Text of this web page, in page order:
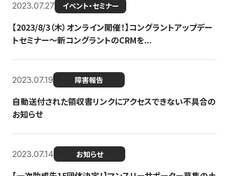
2023.07.27 イベント・セミナー
【2023/8/3（木）オンライン開催！】コングラントアップデー
トセミナー〜新コングラントのCRMを...
2023.07.19 障害報告
自動送付された領収書リンクにアクセスできない不具合の
お知らせ
2023.07.14 お知らせ